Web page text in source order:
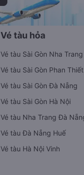
Vé tàu hỏa
Vé tàu Sài Gòn Nha Trang
Vé tàu Sài Gòn Phan Thiết
Vé tàu Sài Gòn Đà Nẵng
Vé tàu Sài Gòn Hà Nội
Vé tàu Nha Trang Đà
Vé tàu Đà Nẵng Huế
Vé tàu Hà Nội Vinh